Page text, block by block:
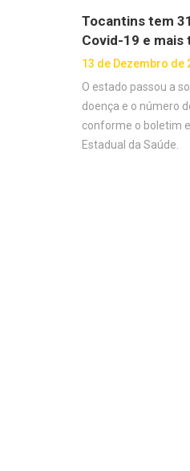
Tocantins tem
Covid-19 e
13 de Dezembro de
O estado passou a
doença e o número
conforme o boletim
Estadual da Saúde.